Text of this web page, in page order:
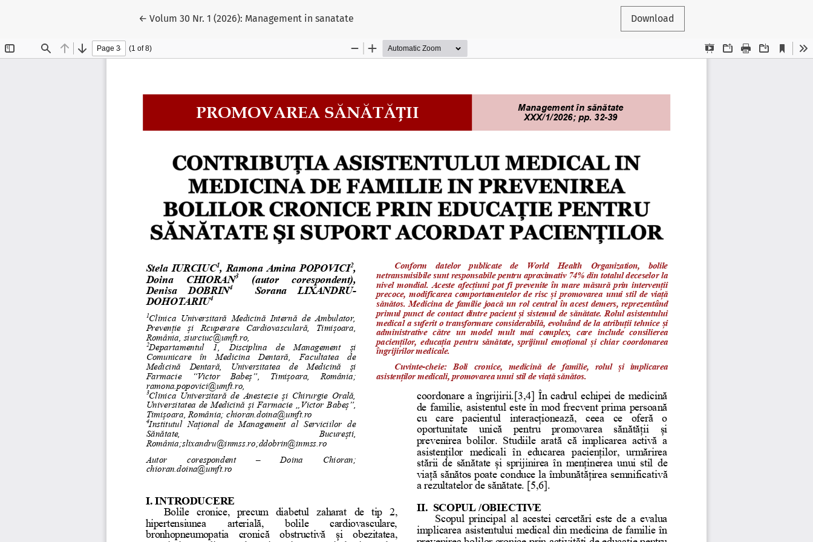
← Reveniți la detaliile articolului
Volum 30 Nr. 1 (2026): Management in sanatate Download